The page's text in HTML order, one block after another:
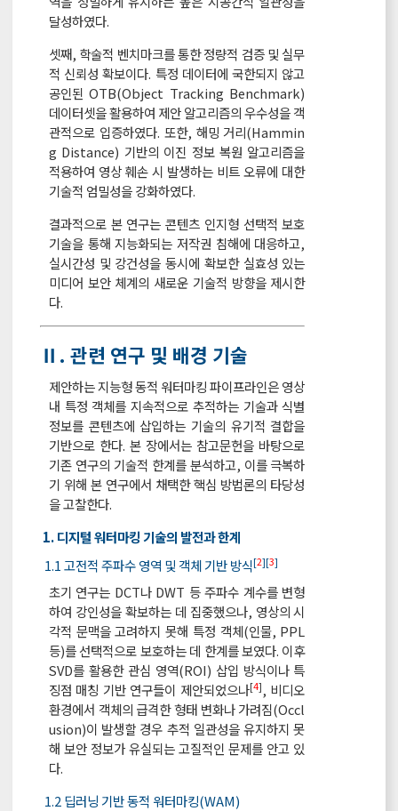
달성하였다.
셋째, 학술적 벤치마크를 통한 정량적 검증 및 실무
적 신뢰성 확보이다. 특정 데이터에 국한되지 않고
공인된 OTB(Object Tracking Benchmark)
데이터셋을 활용하여 제안 알고리즘의 우수성을 객
관적으로 입증하였다. 또한, 해밍 거리(Hammin
g Distance) 기반의 이진 정보 복원 알고리즘을
적용하여 영상 훼손 시 발생하는 비트 오류에 대한
기술적 엄밀성을 강화하였다.
결과적으로 본 연구는 콘텐츠 인지형 선택적 보호
기술을 통해 지능화되는 저작권 침해에 대응하고,
실시간성 및 강건성을 동시에 확보한 실효성 있는
미디어 보안 체계의 새로운 기술적 방향을 제시한
다.
Ⅱ. 관련 연구 및 배경 기술
제안하는 지능형 동적 워터마킹 파이프라인은 영상
내 특정 객체를 지속적으로 추적하는 기술과 식별
정보를 콘텐츠에 삽입하는 기술의 유기적 결합을
기반으로 한다. 본 장에서는 참고문헌을 바탕으로
기존 연구의 기술적 한계를 분석하고, 이를 극복하
기 위해 본 연구에서 채택한 핵심 방법론의 타당성
을 고찰한다.
1. 디지털 워터마킹 기술의 발전과 한계
1.1 고전적 주파수 영역 및 객체 기반 방식[2][3]
초기 연구는 DCT나 DWT 등 주파수 계수를 변형
하여 강인성을 확보하는 데 집중했으나, 영상의 시
각적 문맥을 고려하지 못해 특정 객체(인물, PPL
등)를 선택적으로 보호하는 데 한계를 보였다. 이후
SVD를 활용한 관심 영역(ROI) 삽입 방식이나 특
징점 매칭 기반 연구들이 제안되었으나[4], 비디오
환경에서 객체의 급격한 형태 변화나 가려짐(Occl
usion)이 발생할 경우 추적 일관성을 유지하지 못
해 보안 정보가 유실되는 고질적인 문제를 안고 있
다.
1.2 딥러닝 기반 동적 워터마킹(WAM)